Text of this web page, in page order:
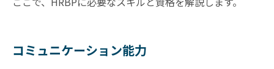
コミュニケーション能力